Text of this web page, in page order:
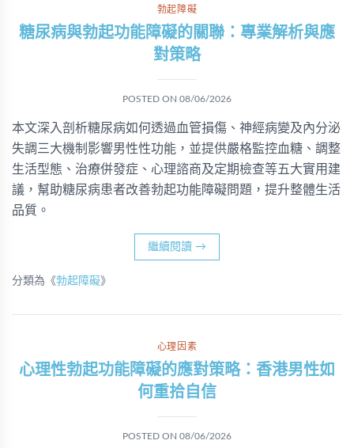
勃起障礙
糖尿病與勃起功能障礙的關聯：專業解析與應
對策略
POSTED ON 08/06/2026
本文深入剖析糖尿病如何透過血管損傷、神經病變及內分泌
失調三大機制影響男性性功能，並提供嚴格監控血糖、調整
生活型態、治療併發症、心理諮商及定期檢查等五大實用建
議，幫助糖尿病患者改善勃起功能障礙問題，提升整體生活
品質。
繼續閱讀 →
分類為《勃起障礙》
心理因素
心理性勃起功能障礙的應對策略：香港男性如
何重拾自信
POSTED ON 08/06/2026